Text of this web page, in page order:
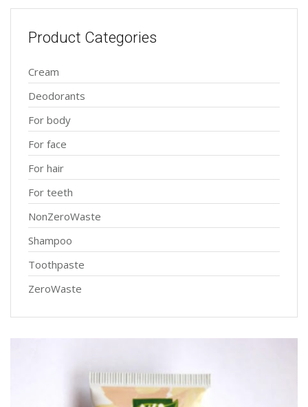
Product Categories
Cream
Deodorants
For body
For face
For hair
For teeth
NonZeroWaste
Shampoo
Toothpaste
ZeroWaste